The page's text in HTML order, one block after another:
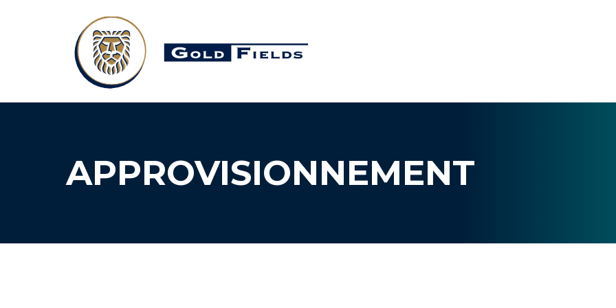
APPROVISIONNEMENT